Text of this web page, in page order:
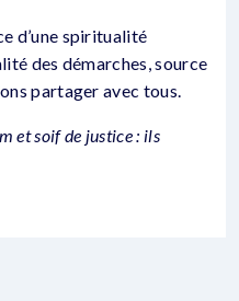
d’une spiritualité
des démarches, source
partager avec tous.
et soif de justice : ils